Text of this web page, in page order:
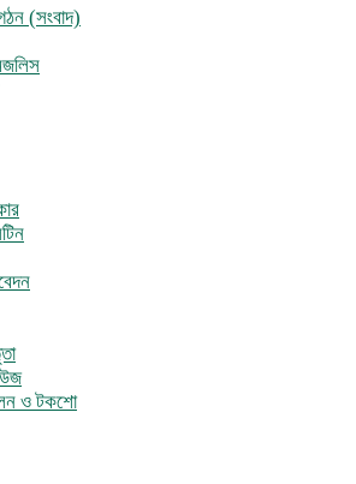
(সংবাদ)
ও টকশো